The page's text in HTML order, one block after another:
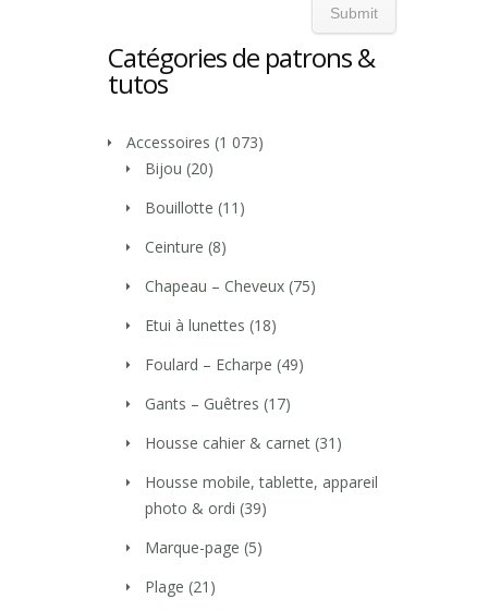
Catégories de patrons &
tutos
Accessoires (1 073)
Bijou (20)
Bouillotte (11)
Ceinture (8)
Chapeau – Cheveux (75)
Etui à lunettes (18)
Foulard – Echarpe (49)
Gants – Guêtres (17)
Housse cahier & carnet (31)
Housse mobile, tablette, appareil
photo & ordi (39)
Marque-page (5)
Plage (21)